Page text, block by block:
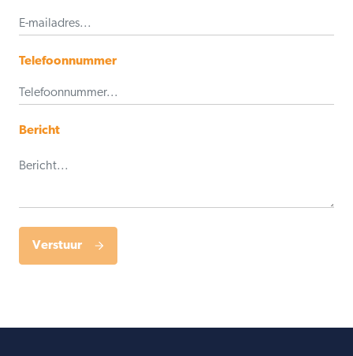
Telefoonnummer
Bericht
Verstuur